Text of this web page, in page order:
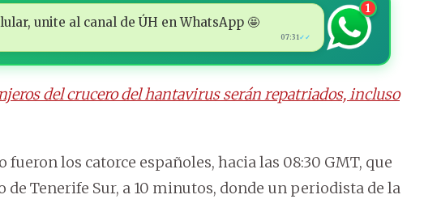
unite al canal de ÚH en WhatsApp 🤩
07:31✓✓
1
del crucero del hantavirus serán repatriados, incluso
los catorce españoles, hacia las 08:30 GMT, que
Tenerife Sur, a 10 minutos, donde un periodista de la